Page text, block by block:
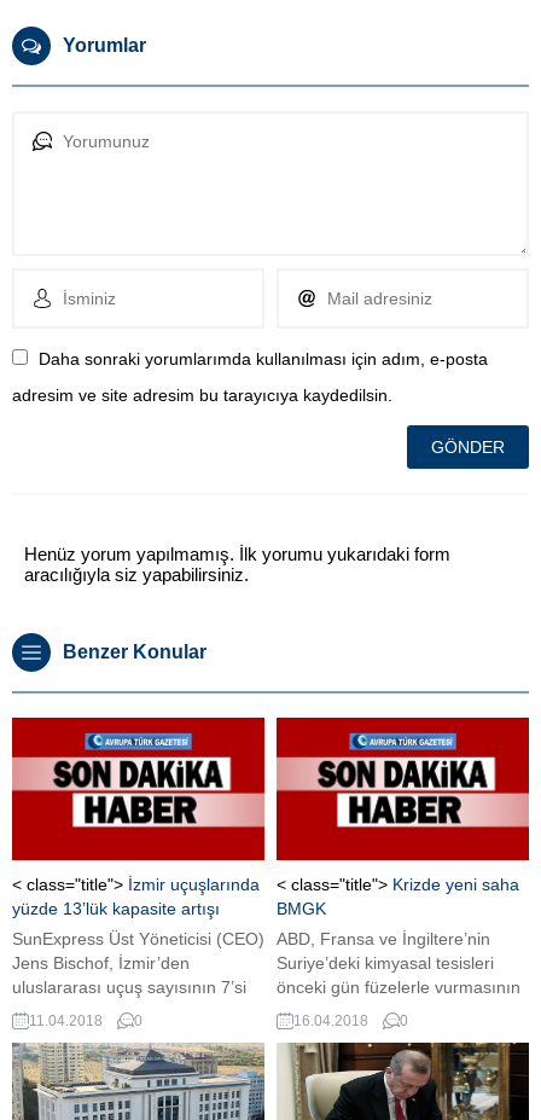
Yorumlar
Daha sonraki yorumlarımda kullanılması için adım, e-posta
adresim ve site adresim bu tarayıcıya kaydedilsin.
Henüz yorum yapılmamış. İlk yorumu yukarıdaki form
aracılığıyla siz yapabilirsiniz.
Benzer Konular
< class="title"> İzmir uçuşlarında
yüzde 13’lük kapasite artışı
SunExpress Üst Yöneticisi (CEO)
Jens Bischof, İzmir’den
uluslararası uçuş sayısının 7’si
charter olmak üzere 32’ye
yükselttiklerini belirterek, “İzmir
üzerinden haftada 800 sefer
gerçekleştiriyoruz. Bu yıl İzmir
uçuşlarında, yalnızca yaz
11.04.2018 0
< class="title"> Krizde yeni saha
BMGK
ABD, Fransa ve İngiltere’nin
Suriye’deki kimyasal tesisleri
önceki gün füzelerle vurmasının
ardından yakın zamanda yeni bir
saldırı beklenmezken, kriz
diplomasi alanına taşındı. Rus
basını ABD, Fransa ve
İngiltere’nin Suriye’de ateşkes
16.04.2018 0